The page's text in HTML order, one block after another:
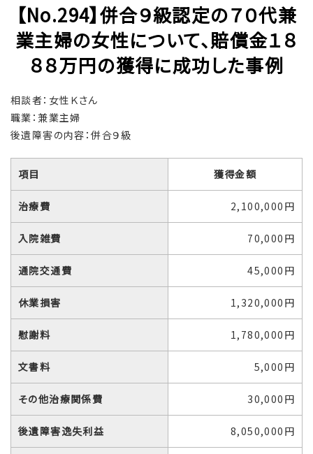
【No.294】併合９級認定の７０代兼
業主婦の女性について、賠償金１８
８８万円の獲得に成功した事例
相談者：女性Ｋさん
職業：兼業主婦
後遺障害の内容：併合９級
項目 獲得金額
治療費 2,100,000円
入院雑費 70,000円
通院交通費 45,000円
休業損害 1,320,000円
慰謝料 1,780,000円
文書料 5,000円
その他治療関係費 30,000円
後遺障害逸失利益 8,050,000円